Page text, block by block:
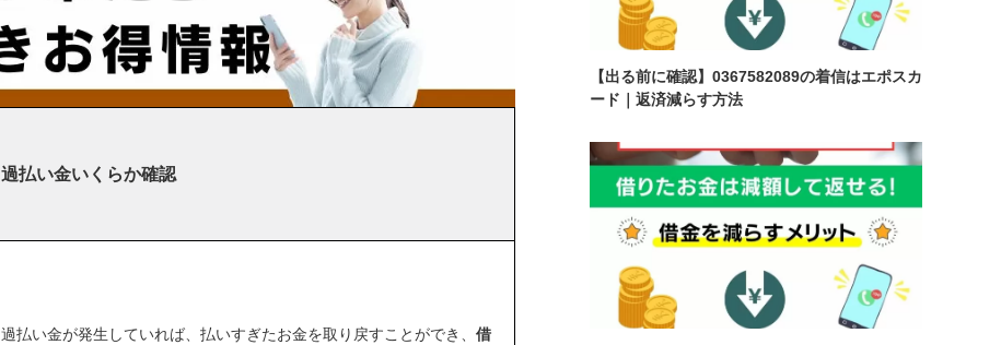
過払い金いくらか確認
過払い金が発生していれば、払いすぎたお金を取り戻すことができ、 借
【出る前に確認】0367582089の着信はエポスカ
ード｜返済減らす方法